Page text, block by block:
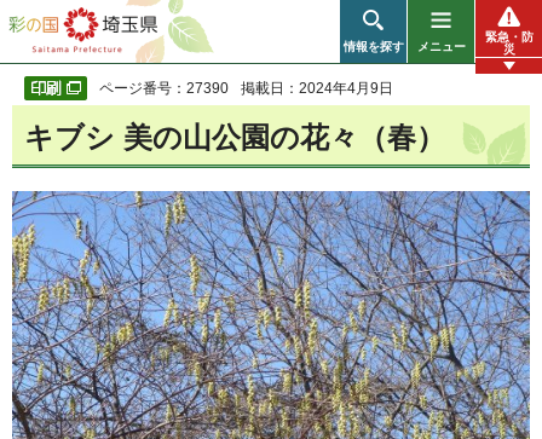
彩の国 埼玉県
情報を探す メニュー
緊急・防
災
ページ番号：27390 掲載日：2024年4月9日
キブシ 美の山公園の花々（春）